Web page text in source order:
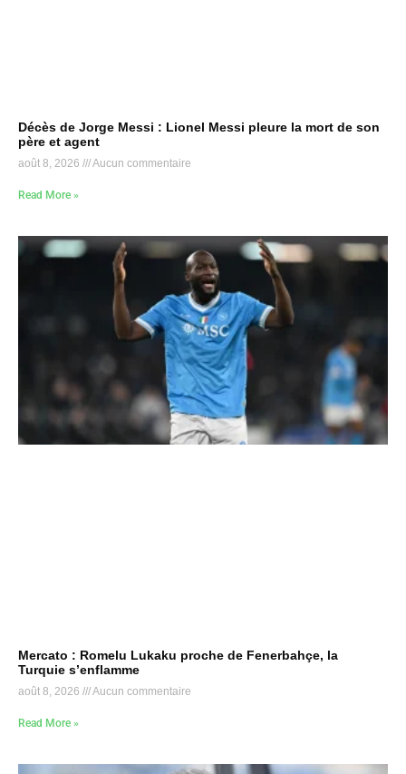
Décès de Jorge Messi : Lionel Messi pleure la mort de son
père et agent
août 8, 2026 Aucun commentaire
Read More »
Mercato : Romelu Lukaku proche de Fenerbahçe, la
Turquie s’enflamme
août 8, 2026 Aucun commentaire
Read More »